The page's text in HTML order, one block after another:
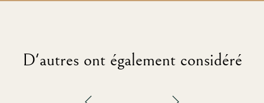
D'autres ont également considéré